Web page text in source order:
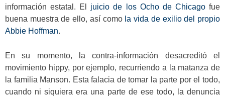
información estatal. El juicio de los Ocho de Chicagofue
buena muestra de ello, así como la vida de exilio del propio
Abbie Hoffman.
En su momento, la contra-información desacreditó el
movimiento hippy, por ejemplo, recurriendo a la matanza de
la familia Manson. Esta falacia de tomar la parte por el todo,
cuando ni siquiera era una parte de ese todo, la denuncia